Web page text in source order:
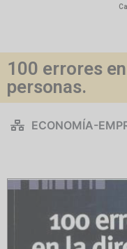
100 errores
personas.
ECONOMÍA-